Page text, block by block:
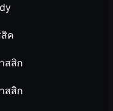
ค
สสิก
สสิก